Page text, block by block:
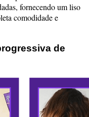
fornecendo um liso
comodidade e
de